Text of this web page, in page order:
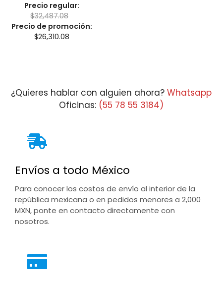
Precio regular:
$32,487.08
Precio de promoción:
$26,310.08
¿Quieres hablar con alguien ahora? Whatsapp
Oficinas: (55 78 55 3184)
Envíos a todo México
Para conocer los costos de envío al interior de la
república mexicana o en pedidos menores a 2,000
MXN, ponte en contacto directamente con
nosotros.